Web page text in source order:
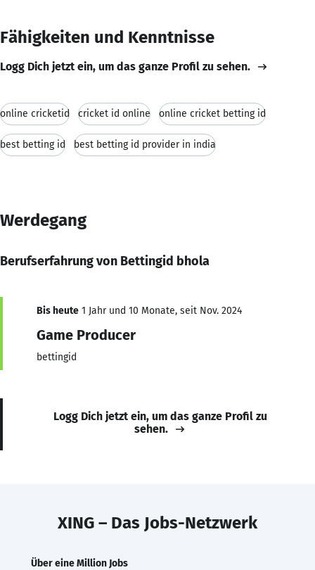
Fähigkeiten und Kenntnisse
Logg Dich jetzt ein, um das ganze Profil zu sehen.
online cricketid cricket id online online cricket betting id
best betting id best betting id provider in india
Werdegang
Berufserfahrung von Bettingid bhola
Bis heute 1 Jahr und 10 Monate, seit Nov. 2024
Game Producer
bettingid
Logg Dich jetzt ein, um das ganze Profil zu
sehen.
XING – Das Jobs-Netzwerk
Über eine Million Jobs